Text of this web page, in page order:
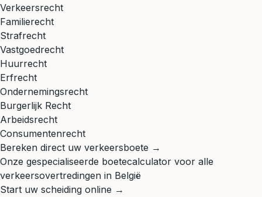
Verkeersrecht
Familierecht
Strafrecht
Vastgoedrecht
Huurrecht
Erfrecht
Ondernemingsrecht
Burgerlijk Recht
Arbeidsrecht
Consumentenrecht
Bereken direct uw verkeersboete →
Onze gespecialiseerde boetecalculator voor alle
verkeersovertredingen in België
Start uw scheiding online →